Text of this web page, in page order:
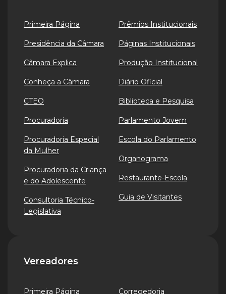
Primeira Página
Presidência da Câmara
Câmara Explica
Conheça a Câmara
CTEO
Procuradoria
Procuradoria Especial
da Mulher
Procuradoria da Criança
e do Adolescente
Consultoria Técnico-
Legislativa
Prêmios Institucionais
Páginas Institucionais
Produção Institucional
Diário Oficial
Biblioteca e Pesquisa
Parlamento Jovem
Escola do Parlamento
Organograma
Restaurante-Escola
Guia de Visitantes
Vereadores
Primeira Página Corregedoria